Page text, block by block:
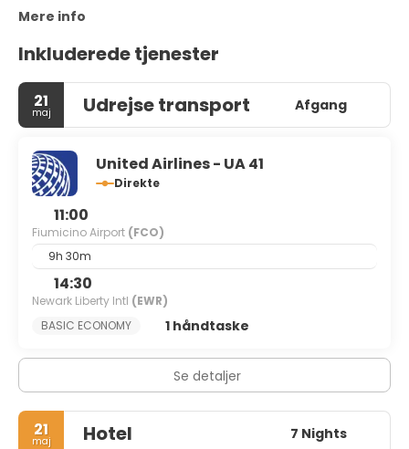
Mere info
Inkluderede tjenester
21
maj Udrejse transport Afgang
United Airlines - UA 41
Direkte
11:00
Fiumicino Airport (FCO)
9h 30m
14:30
Newark Liberty Intl (EWR)
BASIC ECONOMY
1 håndtaske
Se detaljer
21
maj Hotel 7 Nights